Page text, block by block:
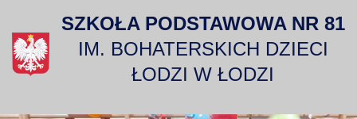
SZKOŁA PODSTAWOWA NR 81
IM. BOHATERSKICH DZIECI
ŁODZI W ŁODZI